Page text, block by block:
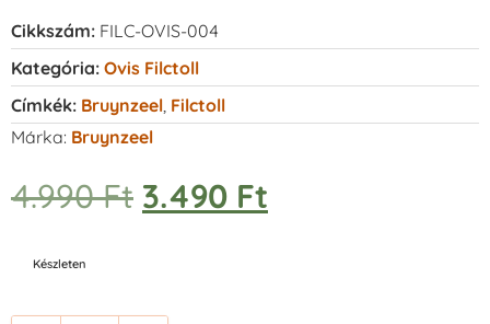
Cikkszám: FILC-OVIS-004
Kategória: Ovis Filctoll
Címkék: Bruynzeel Filctoll
Márka: Bruynzeel
4.990Ft 3.490 Ft
Készleten